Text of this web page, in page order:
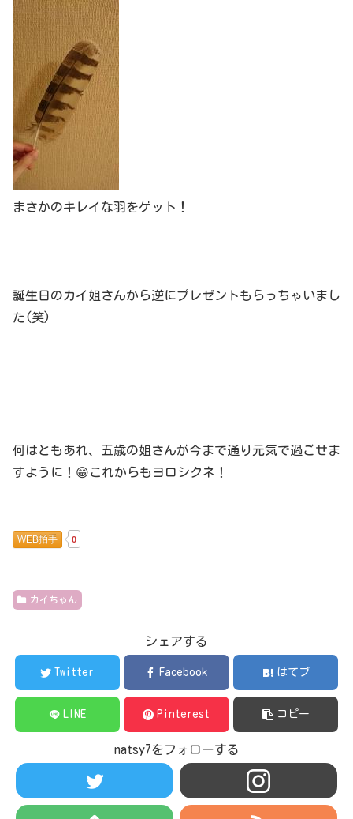
まさかのキレイな羽をゲット！
誕生日のカイ姐さんから逆にプレゼントもらっちゃいまし
た(笑)
何はともあれ、五歳の姐さんが今まで通り元気で過ごせま
すように！😁これからもヨロシクネ！
WEB拍手 0
カイちゃん
シェアする
Twitter Facebook はてブ
LINE Pinterest コピー
natsy7をフォローする